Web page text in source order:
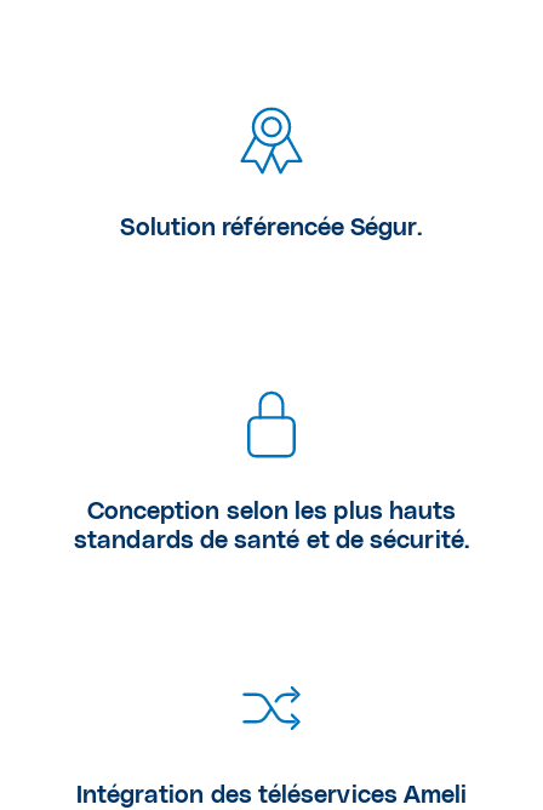
Solution référencée Ségur.
Conception selon les plus hauts
standards de santé et de sécurité.
Intégration des téléservices Ameli